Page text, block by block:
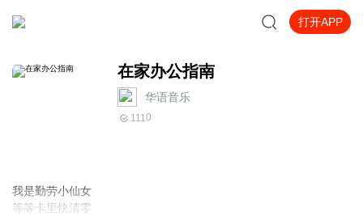
打开APP
在家办公指南
华语音乐
1110
我是勤劳小仙女
等等卡里快清零